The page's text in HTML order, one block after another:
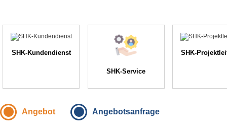
SHK-Kundendienst
SHK-Service
SHK-
Angebot Angebotsanfrage